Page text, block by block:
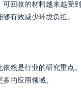
回收的材料越来越受
有效减少环境负担。
然是行业的研究重点
的应用领域。